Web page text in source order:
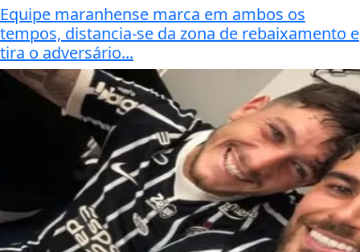
Equipe maranhense marca em ambos os
tempos, distancia-se da zona de rebaixamento e
tira o adversário...